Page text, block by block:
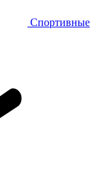
Спортивные